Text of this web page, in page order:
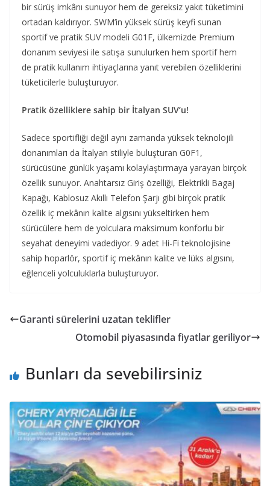
bir sürüş imkânı sunuyor hem de gereksiz yakıt tüketimini
ortadan kaldırıyor. SWM’in yüksek sürüş keyfi sunan
sportif ve pratik SUV modeli G01F, ülkemizde Premium
donanım seviyesi ile satışa sunulurken hem sportif hem
de pratik kullanım ihtiyaçlarına yanıt verebilen özelliklerini
tüketicilerle buluşturuyor.
Pratik özelliklere sahip bir İtalyan SUV’u!
Sadece sportifliği değil aynı zamanda yüksek teknolojili
donanımları da İtalyan stiliyle buluşturan G0F1,
sürücüsüne günlük yaşamı kolaylaştırmaya yarayan birçok
özellik sunuyor. Anahtarsız Giriş özelliği, Elektrikli Bagaj
Kapağı, Kablosuz Akıllı Telefon Şarjı gibi birçok pratik
özellik iç mekânın kalite algısını yükseltirken hem
sürücülere hem de yolculara maksimum konforlu bir
seyahat deneyimi vadediyor. 9 adet Hi-Fi teknolojisine
sahip hoparlör, sportif iç mekânın kalite ve lüks algısını,
eğlenceli yolculuklarla buluşturuyor.
Garanti sürelerini uzatan teklifler
Otomobil piyasasında fiyatlar geriliyor
Bunları da sevebilirsiniz